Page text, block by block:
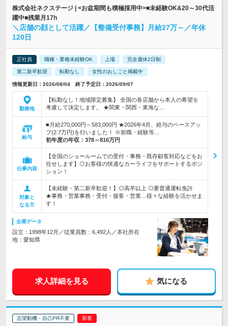
株式会社ネクステージ | <お盆期間も積極採用中>■未経験OK&20～30代活
躍中■残業月17h
＼店舗の顔として活躍／【整備受付事務】月給27万～／年休
120日
正社員 職種・業種未経験OK 上場 完全週休2日制
第二新卒歓迎 転勤なし 女性のおしごと掲載中
情報更新日：2026/08/04 終了予定日：2026/09/07
勤務地
【転勤なし！地域限定募集】 全国の各店舗から本人の希望を
考慮して決定します。 ★関東・関西・東海な…
給与
■月給270,000円～583,000円 ★2026年4月、給与のベースアッ
プ(2.7万円)を行いました！ ※前職・経験等…
初年度の年収： 378～816万円
仕事内容
【全国のショールームでの受付・事務・既存顧客対応などをお
任せします】◎お客様の快適なカーライフをサポートするポジ
ション！
対象と
なる方
【未経験・第二新卒歓迎！】◎高卒以上 ◎要普通運転免許
★事務・営業事務・受付・接客・営業…様々な経験を活かせま
す！
企業データ
設立：1998年12月／従業員数：6,492人／本社所在
地：愛知県
求人詳細を見る 気になる
志望動機・自己PR不要